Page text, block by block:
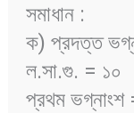
সমাধান :
ক) প্রদত্ত
ল.সা.গু. = ১০
প্রথম ভগ্নাংশ